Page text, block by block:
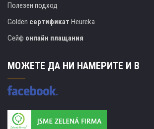
Полезен подход
Golden сертификат Heureka
Сейф онлайн плащания
МОЖЕТЕ ДА НИ НАМЕРИТЕ И В